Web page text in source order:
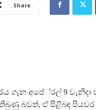
Share
ගැන අපේ‍්‍රල් 9
බවත්, ඒ පිළිබඳ පියවර